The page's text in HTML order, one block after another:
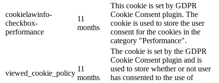
cookielawinfo-
checkbox-
performance
11
months
This cookie is set by GDPR
Cookie Consent plugin. The
cookie is used to store the user
consent for the cookies in the
category "Performance".
viewed_cookie_policy
11
months
The cookie is set by the GDPR
Cookie Consent plugin and is
used to store whether or not user
has consented to the use of